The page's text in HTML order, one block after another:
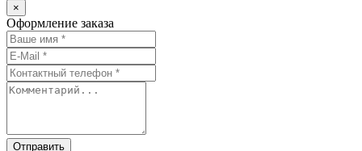
×
Оформление заказа